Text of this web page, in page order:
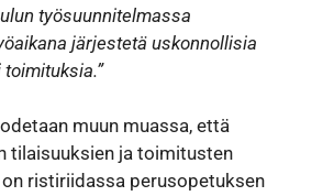
työsuunnitelmassa
järjestetä uskonnollisia
muun muassa, että
tilaisuuksien ja toimitusten
ristiriidassa perusopetuksen